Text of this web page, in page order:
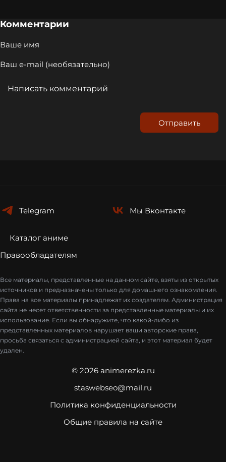
Комментарии
Отправить
Telegram Мы Вконтакте
Каталог аниме
Правообладателям
Все материалы, представленные на данном сайте, взяты из открытых
источников и предназначены только для домашнего ознакомления.
Права на все материалы принадлежат их создателям. Администрация
сайта не несет ответственности за представленные материалы и их
использование. Если вы обнаружите, что какой-либо из
представленных материалов нарушает ваши авторские права,
просьба связаться с администрацией сайта, и этот материал будет
удален.
© 2026 animerezka.ru
staswebseo@mail.ru
Политика конфиденциальности
Общие правила на сайте